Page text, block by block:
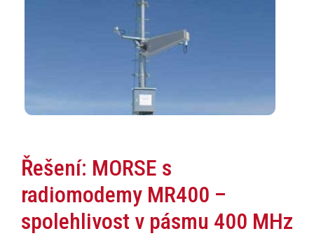
Řešení: MORSE s
radiomodemy MR400 –
spolehlivost v pásmu 400 MHz